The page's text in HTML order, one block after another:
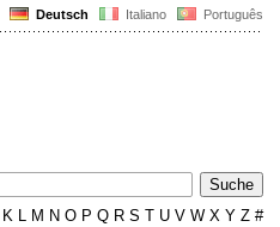
Deutsch Italiano Português
K L M N O P Q R S T U V W X Y Z #